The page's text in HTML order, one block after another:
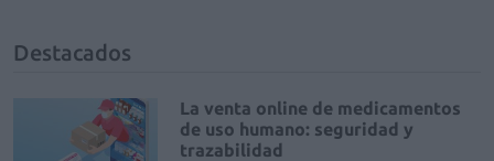
Destacados
La venta online de medicamentos
de uso humano: seguridad y
trazabilidad